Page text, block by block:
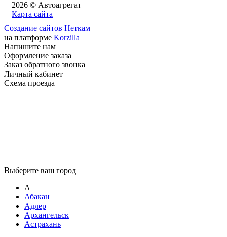
2026 © Автоагрегат
Карта сайта
Создание сайтов Неткам
на платформе Korzilla
Напишите нам
Оформление заказа
Заказ обратного звонка
Личный кабинет
Схема проезда
Выберите ваш город
А
Абакан
Адлер
Архангельск
Астрахань